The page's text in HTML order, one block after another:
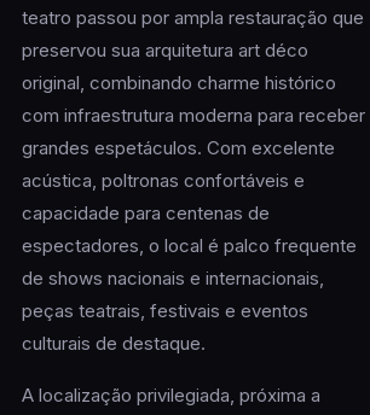
teatro passou por ampla restauração que
preservou sua arquitetura art déco
original, combinando charme histórico
com infraestrutura moderna para receber
grandes espetáculos. Com excelente
acústica, poltronas confortáveis e
capacidade para centenas de
espectadores, o local é palco frequente
de shows nacionais e internacionais,
peças teatrais, festivais e eventos
culturais de destaque.
A localização privilegiada, próxima a